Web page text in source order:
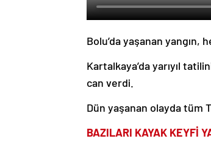
Bolu’da yaşanan yangın,
Kartalkaya’da yarıyıl
can verdi.
Dün yaşanan olayda tüm
BAZILARI KAYAK KEYFİ